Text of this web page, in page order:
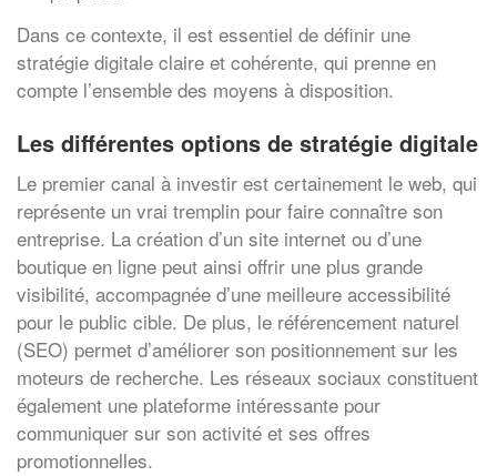
Dans ce contexte, il est essentiel de définir une
stratégie digitale claire et cohérente, qui prenne en
compte l’ensemble des moyens à disposition.
Les différentes options de stratégie digitale
Le premier canal à investir est certainement le web, qui
représente un vrai tremplin pour faire connaître son
entreprise. La création d’un site internet ou d’une
boutique en ligne peut ainsi offrir une plus grande
visibilité, accompagnée d’une meilleure accessibilité
pour le public cible. De plus, le référencement naturel
(SEO) permet d’améliorer son positionnement sur les
moteurs de recherche. Les réseaux sociaux constituent
également une plateforme intéressante pour
communiquer sur son activité et ses offres
promotionnelles.